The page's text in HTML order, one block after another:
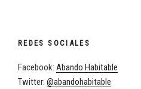
REDES SOCIALES
Facebook: Abando Habitable
Twitter: @abandohabitable